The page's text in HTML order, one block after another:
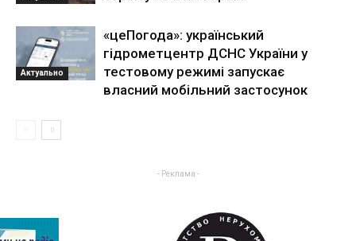
Актуально
«цеПогода»: український
гідрометцентр ДСНС України у
тестовому режимі запускає
власний мобільний застосунок
- Реклама -